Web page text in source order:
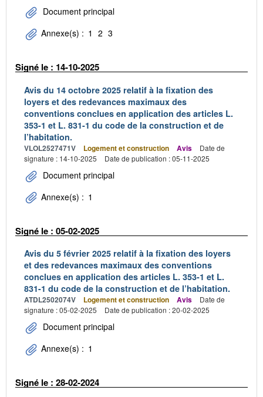
Document principal
Annexe(s) : 1 2 3
Signé le : 14-10-2025
Avis du 14 octobre 2025 relatif à la fixation des
loyers et des redevances maximaux des
conventions conclues en application des articles L.
353-1 et L. 831-1 du code de la construction et de
l’habitation.
VLOL2527471V Logement et construction Avis
Date de
signature : 14-10-2025
Date de publication : 05-11-2025
Document principal
Annexe(s) : 1
Signé le : 05-02-2025
Avis du 5 février 2025 relatif à la fixation des loyers
et des redevances maximaux des conventions
conclues en application des articles L. 353-1 et L.
831-1 du code de la construction et de l’habitation.
ATDL2502074V Logement et construction Avis
Date de
signature : 05-02-2025
Date de publication : 20-02-2025
Document principal
Annexe(s) : 1
Signé le : 28-02-2024